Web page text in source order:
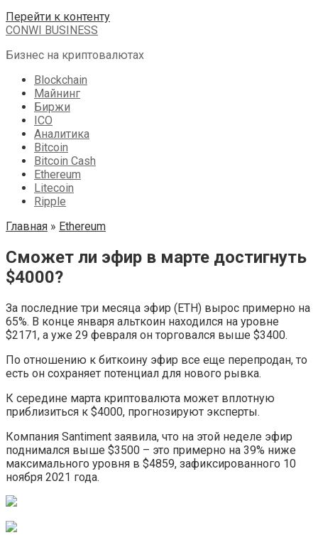
Перейти к контенту
CONWI BUSINESS
Бизнес на криптовалютах
Blockchain
Майнинг
Биржи
ICO
Аналитика
Bitcoin
Bitcoin Cash
Ethereum
Litecoin
Ripple
Главная » Ethereum
Сможет ли эфир в марте достигнуть
$4000?
За последние три месяца эфир (ETH) вырос примерно на
65%. В конце января альткоин находился на уровне
$2171, а уже 29 февраля он торговался выше $3400.
По отношению к биткоину эфир все еще перепродан, то
есть он сохраняет потенциал для нового рывка.
К середине марта криптовалюта может вплотную
приблизиться к $4000, прогнозируют эксперты.
Компания Santiment заявила, что на этой неделе эфир
поднимался выше $3500 – это примерно на 39% ниже
максимального уровня в $4859, зафиксированного 10
ноября 2021 года.